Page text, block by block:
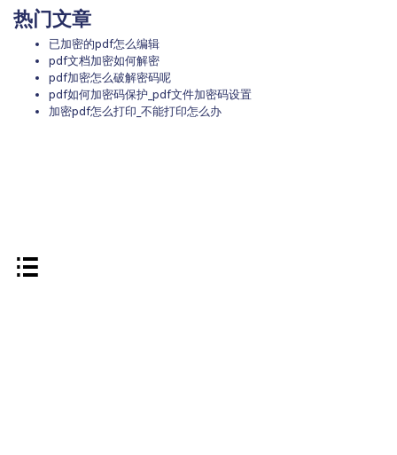
热门文章
已加密的pdf怎么编辑
pdf文档加密如何解密
pdf加密怎么破解密码呢
pdf如何加密码保护_pdf文件加密码设置
加密pdf怎么打印_不能打印怎么办